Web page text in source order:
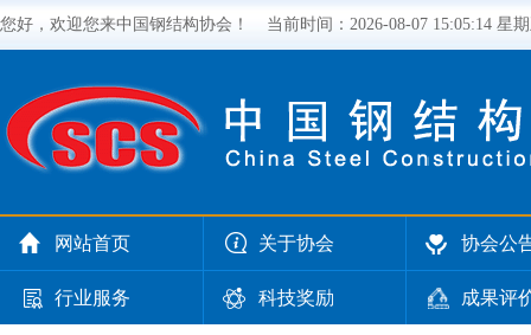
您好，欢迎您来中国钢结构协会！ 当前时间： 2026-08-07 15:05:14 星
网站首页 关于协会 协会公
行业服务 科技奖励 成果评